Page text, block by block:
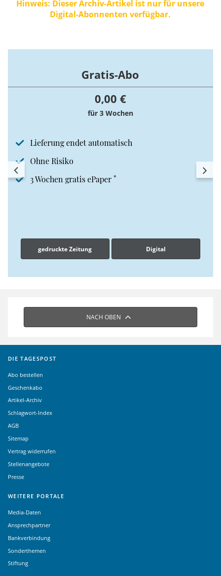
Hinweis: Dieser Archiv-Artikel ist nur für unsere
Digital-Abonnenten verfügbar.
Gratis-Abo
0,00 €
für 3 Wochen
Lieferung endet automatisch
Ohne Risiko
3 Wochen gratis ePaper *
gedruckte Zeitung Digital
NACH OBEN
DIE TAGESPOST
Abo bestellen
Geschenkabo
Artikel-Archiv
Schlagwort-Index
AGB
Sitemap
Vertrag widerrufen
Stellenangebote
Presse
WEITERE PORTALE
Media-Daten
Ansprechpartner
Bankverbindung
Sonderthemen
Stiftung